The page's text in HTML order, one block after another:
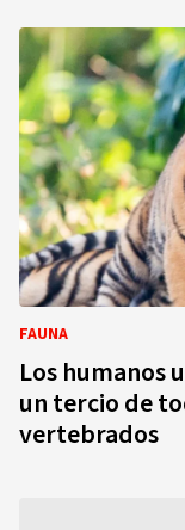
FAUNA
Los humanos
un tercio de
vertebrados